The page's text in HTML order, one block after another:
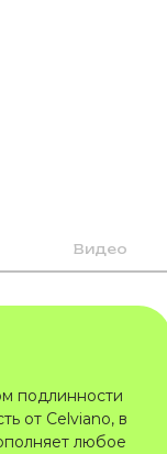
Видео
подлинности
от Celviano, в
любое